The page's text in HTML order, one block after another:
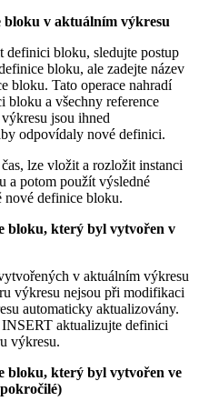
bloku v aktuálním výkresu
definici bloku, sledujte postup
bloku, ale zadejte název
bloku. Tato operace nahradí
bloku a všechny reference
jsou ihned
odpovídaly nové definici.
lze vložit a rozložit instanci
a potom použít výsledné
nové definice bloku.
bloku, který byl vytvořen v
v aktuálním výkresu
výkresu nejsou při modifikaci
automaticky aktualizovány.
aktualizujte definici
výkresu.
bloku, který byl vytvořen ve